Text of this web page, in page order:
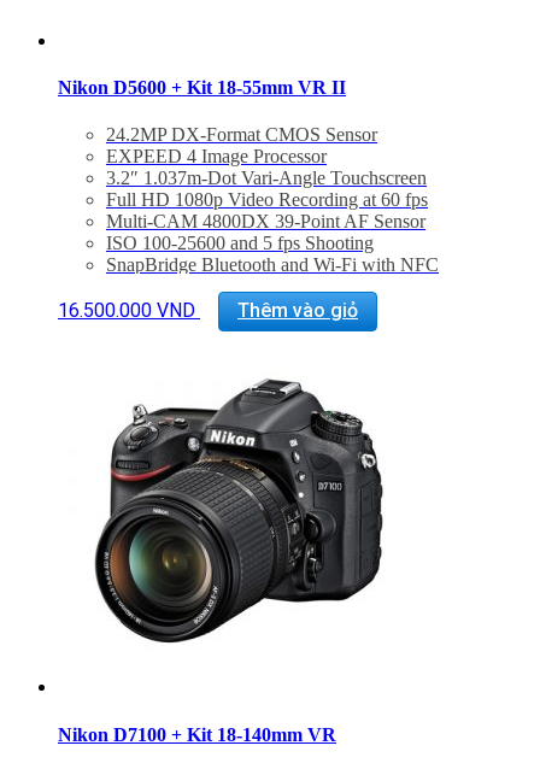
Nikon D5600 + Kit 18-55mm VR II
24.2MP DX-Format CMOS Sensor
EXPEED 4 Image Processor
3.2″ 1.037m-Dot Vari-Angle Touchscreen
Full HD 1080p Video Recording at 60 fps
Multi-CAM 4800DX 39-Point AF Sensor
ISO 100-25600 and 5 fps Shooting
SnapBridge Bluetooth and Wi-Fi with NFC
AF-P DX 18-55mm f/3.5-5.6G VR Lens
Bảo hành 24 tháng
16.500.000 VND Thêm vào giỏ
Nikon D7100 + Kit 18-140mm VR